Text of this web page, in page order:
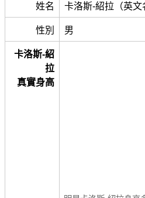
姓名 卡洛斯-紹拉（英文
性別 男
卡洛斯-紹
拉
真實身高